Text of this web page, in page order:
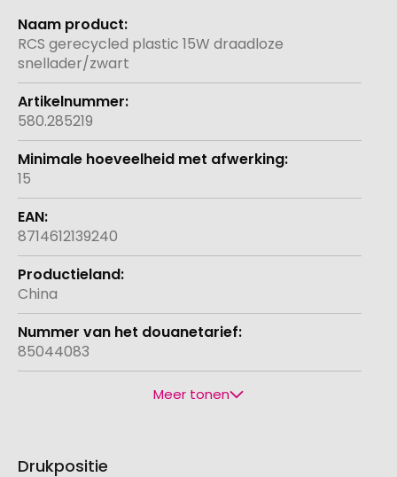
Meer
informatie
RCS gerecycled plastic 15W draadloze
snellader/zwart
580.285219
15
8714612139240
China
85044083
Meer tonen
Drukpositie